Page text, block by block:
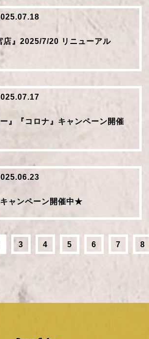
店』2025/7/20 リニューアル
ー』『コロナ』キャンペーン開催
ャンペーン開催中★
3 4 5 6 7 8